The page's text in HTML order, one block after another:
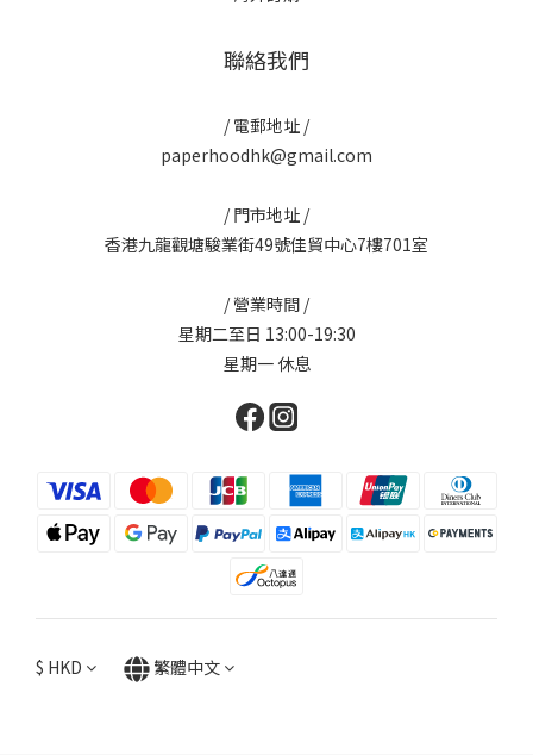
聯絡我們
/ 電郵地址 /
paperhoodhk@gmail.com
/ 門市地址 /
香港九龍觀塘駿業街49號佳貿中心7樓701室
/ 營業時間 /
星期二至日 13:00-19:30
星期一 休息
$ HKD 繁體中文